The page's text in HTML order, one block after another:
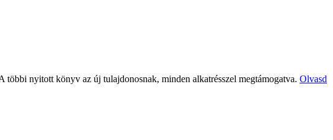
többi nyitott könyv az új tulajdonosnak, minden alkatrésszel megtámogatva. Olvasd